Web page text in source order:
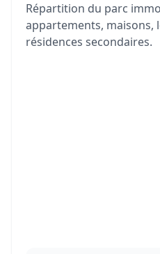
Répartition du parc
appartements, maisons,
résidences secondaires.